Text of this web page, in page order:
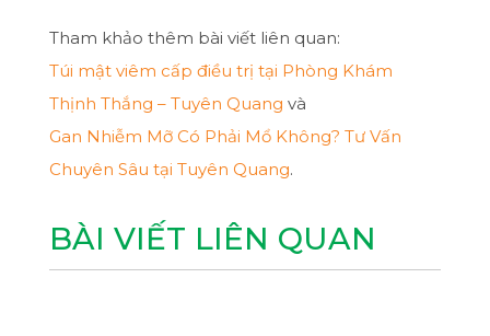
Tham khảo thêm bài viết liên quan:
Túi mật viêm cấp điều trị tại Phòng Khám
Thịnh Thắng – Tuyên Quang và
Gan Nhiễm Mỡ Có Phải Mổ Không? Tư Vấn
Chuyên Sâu tại Tuyên Quang.
BÀI VIẾT LIÊN QUAN